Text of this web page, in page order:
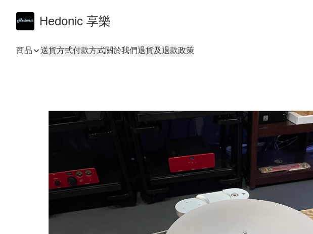
Hedonic 享樂
商品 送貨方式付款方式關於我們退貨及退款政策